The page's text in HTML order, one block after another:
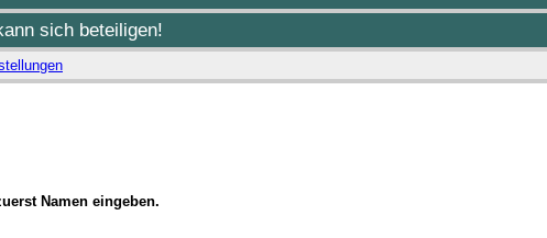
sich beteiligen!
Namen eingeben.